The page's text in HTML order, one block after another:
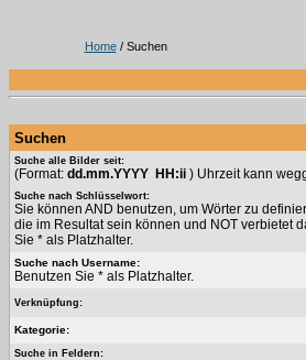
Home/ Suchen
Suchen
Suche alle Bilder seit:
(Format: dd.mm.YYYY HH:ii ) Uhrzeit kann
Suche nach Schlüsselwort:
Sie können AND benutzen, um Wörter zu
die im Resultat sein können und NOT verbietet
Sie * als Platzhalter.
Suche nach Username:
Benutzen Sie * als Platzhalter.
Verknüpfung:
Kategorie:
Suche in Feldern: